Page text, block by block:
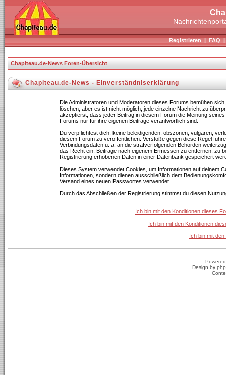
Registrieren|FAQ
Chapiteau.de-News Foren-Übersicht
Chapiteau.de-News - Einverständniserklärung
Die Administratoren und Moderatoren dieses Forums bemühen
löschen; aber es ist nicht möglich, jede einzelne Nachricht zu
akzeptierst, dass jeder Beitrag in diesem Forum die Meinung
Forums nur für ihre eigenen Beiträge verantwortlich sind.
Du verpflichtest dich, keine beleidigenden, obszönen, vulgären,
diesem Forum zu veröffentlichen. Verstöße gegen diese Regel
Verbindungsdaten u. ä. an die strafverfolgenden Behörden
das Recht ein, Beiträge nach eigenem Ermessen zu entfernen, zu
Registrierung erhobenen Daten in einer Datenbank gespeichert
Dieses System verwendet Cookies, um Informationen auf deinem
Informationen, sondern dienen ausschließlich dem
Versand eines neuen Passwortes verwendet.
Durch das Abschließen der Registrierung stimmst du diesen
Ich bin mit den Konditionen dieses
Ich bin mit den Konditionen
Ich bin mit
Design by